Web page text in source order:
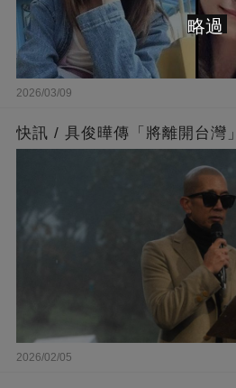
2026/03/09
快訊 / 具俊曄傳「將離開台灣」
2026/02/05
略過